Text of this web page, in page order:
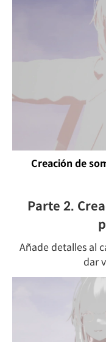
Creación de
Parte 2.
Añade detalles al
dar